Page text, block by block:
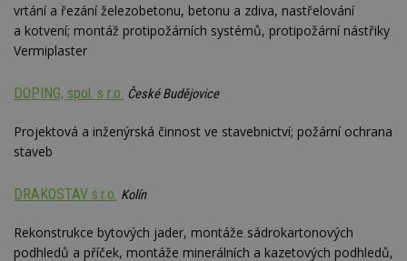
vrtání a řezání železobetonu, betonu a zdiva, nastřelování
a kotvení; montáž protipožárních systémů, protipožární nástřiky
Vermiplaster
DOPING, spol. s r.o. České Budějovice
Projektová a inženýrská činnost ve stavebnictví; požární ochrana
staveb
DRAKOSTAV s.r.o. Kolín
Rekonstrukce bytových jader, montáže sádrokartonových
podhledů a příček, montáže minerálních a kazetových podhledů,